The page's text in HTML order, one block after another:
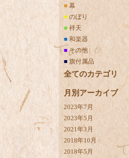
■ 幕
■ のぼり
■ 袢天
■ 和楽器
■ その他
■ 旗付属品
全てのカテゴリ
月別アーカイブ
2023年7月
2023年5月
2021年3月
2018年10月
2018年5月